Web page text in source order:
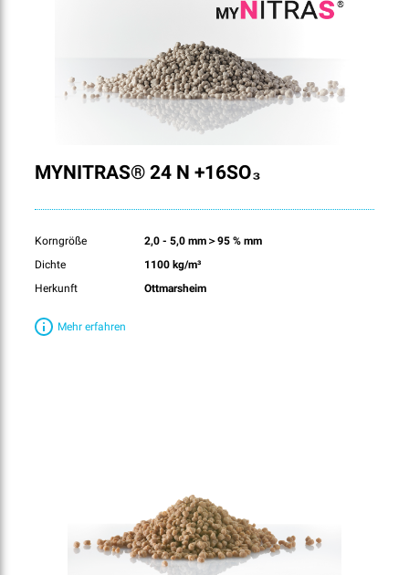
MYNITRAS® 24 N +16SO₃
Korngröße
2,0 - 5,0 mm＞95 % mm
Dichte
1100 kg/m³
Herkunft
Ottmarsheim
Mehr erfahren